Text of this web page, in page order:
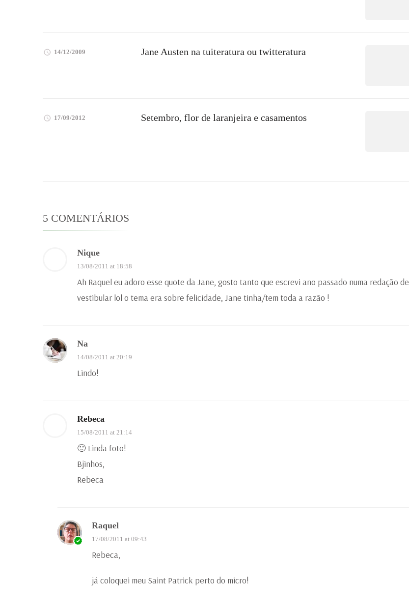
14/12/2009 Jane Austen na tuiteratura ou twitteratura
17/09/2012 Setembro, flor de laranjeira e casamentos
5 COMENTÁRIOS
Nique
13/08/2011 at 18:58
Ah Raquel eu adoro esse quote da Jane, gosto tanto que escrevi ano passado numa redação de
vestibular lol o tema era sobre felicidade, Jane tinha/tem toda a razão !
Na
14/08/2011 at 20:19
Lindo!
Rebeca
15/08/2011 at 21:14
🙂 Linda foto!
Bjinhos,
Rebeca
Raquel
17/08/2011 at 09:43
Rebeca,
já coloquei meu Saint Patrick perto do micro!